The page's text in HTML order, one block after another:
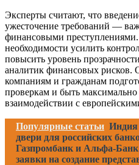
Эксперты считают, что
ужесточение требований —
финансовыми
необходимости усилить
повысить уровень
аналитик финансовых рисков.
компаниям и гражданам
проверкам и быть
взаимодействии с
Популярные статьи Индия
двери для российских
Газпромбанк и Альфа-
заявки на создание